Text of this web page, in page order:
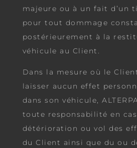
majeure ou à un fait d’un
pour tout dommage
postérieurement à la
véhicule au Client.
Dans la mesure où le
laisser aucun effet
dans son véhicule,
toute responsabilité en
détérioration ou vol des
du Client ainsi que du ou